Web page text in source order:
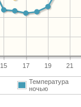
15 17 19 21
Температура
ночью